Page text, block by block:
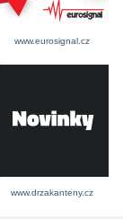
www.eurosignal.cz
www.drzakanteny.cz